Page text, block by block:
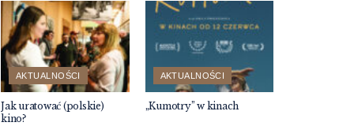
AKTUALNOŚCI
Jak uratować (polskie)
kino?
AKTUALNOŚCI
„Kumotry” w kinach